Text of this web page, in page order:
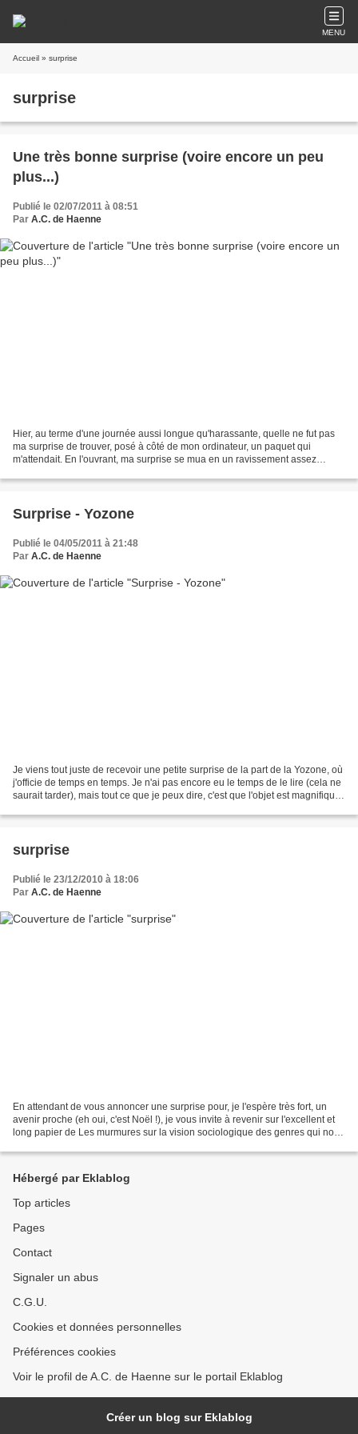
MENU
Accueil » surprise
surprise
Une très bonne surprise (voire encore un peu
plus...)
Publié le 02/07/2011 à 08:51
Par A.C. de Haenne
Hier, au terme d'une journée aussi longue qu'harassante, quelle ne fut pas
ma surprise de trouver, posé à côté de mon ordinateur, un paquet qui
m'attendait. En l'ouvrant, ma surprise se mua en un ravissement assez
Surprise - Yozone
Publié le 04/05/2011 à 21:48
Par A.C. de Haenne
Je viens tout juste de recevoir une petite surprise de la part de la Yozone, où
j'officie de temps en temps. Je n'ai pas encore eu le temps de le lire (cela ne
saurait tarder), mais tout ce que je peux dire, c'est que l'objet est magnifique :
surprise
Publié le 23/12/2010 à 18:06
Par A.C. de Haenne
En attendant de vous annoncer une surprise pour, je l'espère très fort, un
avenir proche (eh oui, c'est Noël !), je vous invite à revenir sur l'excellent et
long papier de Les murmures sur la vision sociologique des genres qui nous
Hébergé par Eklablog
Top articles
Pages
Contact
Signaler un abus
C.G.U.
Cookies et données personnelles
Préférences cookies
Voir le profil de A.C. de Haenne sur le portail Eklablog
Créer un blog sur Eklablog